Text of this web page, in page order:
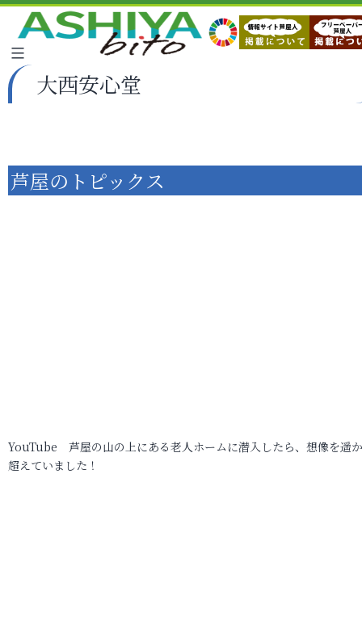
大西安心堂
芦屋のトピックス
YouTube 芦屋の山の上にある老人ホームに潜入したら、想像を遥
超えていました！